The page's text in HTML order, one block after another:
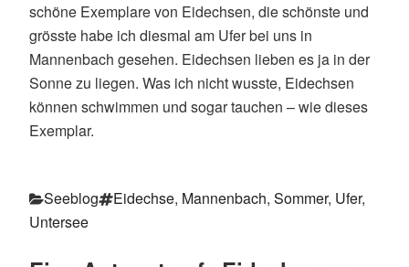
schöne Exemplare von Eidechsen, die schönste und
grösste habe ich diesmal am Ufer bei uns in
Mannenbach gesehen. Eidechsen lieben es ja in der
Sonne zu liegen. Was ich nicht wusste, Eidechsen
können schwimmen und sogar tauchen – wie dieses
Exemplar.
Kategorien
Seeblog Schlagwörter
Eidechse, Mannenbach, Sommer, Ufer,
Untersee